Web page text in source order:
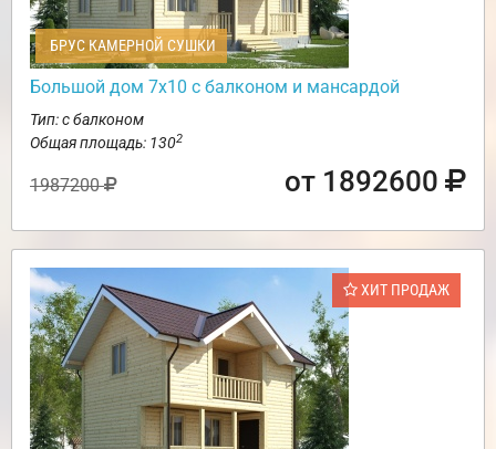
БРУС КАМЕРНОЙ СУШКИ
Большой дом 7х10 с балконом и мансардой
Тип: с балконом
Общая площадь: 1302
1987200 от 1892600
ХИТ ПРОДАЖ